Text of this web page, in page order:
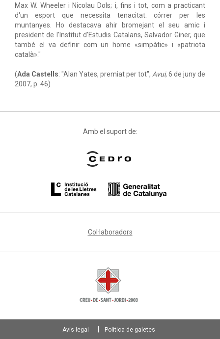
Max W. Wheeler i Nicolau Dols; i, fins i tot, com a practicant
d'un esport que necessita tenacitat: córrer per les
muntanyes. Ho destacava ahir bromejant el seu amic i
president de l'Institut d'Estudis Catalans, Salvador Giner, que
també el va definir com un home «simpàtic» i «patriota
català»."
(Ada Castells: "Alan Yates, premiat per tot", Avui, 6 de juny de
2007, p. 46)
Amb el suport de:
Col·laboradors
Avís legal Política de galetes